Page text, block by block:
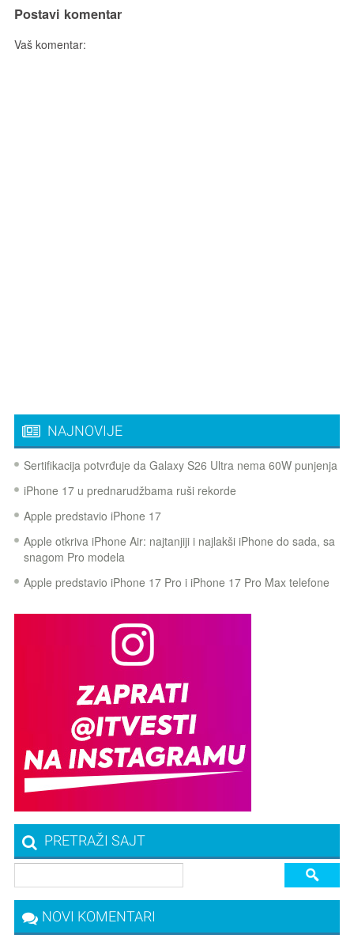
Postavi komentar
Vaš komentar:
NAJNOVIJE
Sertifikacija potvrđuje da Galaxy S26 Ultra nema 60W punjenja
iPhone 17 u prednarudžbama ruši rekorde
Apple predstavio iPhone 17
Apple otkriva iPhone Air: najtanjiji i najlakši iPhone do sada, sa
snagom Pro modela
Apple predstavio iPhone 17 Pro i iPhone 17 Pro Max telefone
PRETRAŽI SAJT
NOVI KOMENTARI